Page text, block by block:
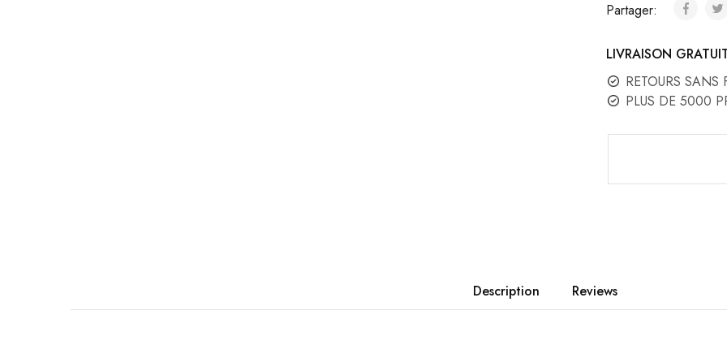
Partager:
LIVRAISON
RETOURS SANS
PLUS DE 5000
Description Reviews